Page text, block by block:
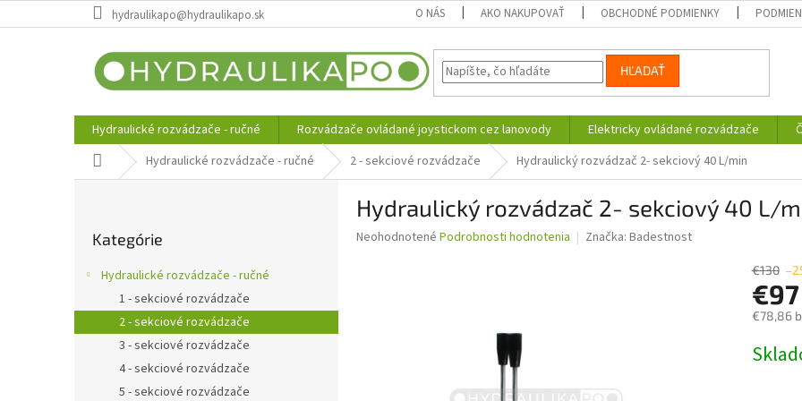
na
hydraulikapo@hydraulikapo.sk O NÁS AKO NAKUPOVAŤ OBCHODNÉ PODMIENKY
HĽADAŤ
Hydraulické rozvádzače - ručné Rozvádzače ovládané joystickom cez lanovody Elektricky ovládané rozvádzače
DomovHydraulické rozvádzače - ručné 2 - sekciové rozvádzače Hydraulický rozvádzač 2- sekciový 40 L/min
a
kategórie
Kategórie
Hydraulické rozvádzače - ručné
1 - sekciové rozvádzače
2 - sekciové rozvádzače
3 - sekciové rozvádzače
4 - sekciové rozvádzače
5 - sekciové rozvádzače
Hydraulický rozvádzač 2- sekciový 40 L/
Priemerné
Neohodnotené Podrobnosti hodnotenia Značka: Badestnost
€130
€97
€78,86
cena: